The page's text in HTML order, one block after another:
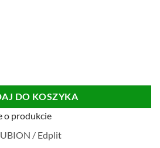
DO KOSZYKA
o produkcie
/ Edplit